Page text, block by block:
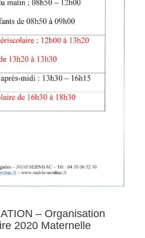
– Organisation
2020 Maternelle